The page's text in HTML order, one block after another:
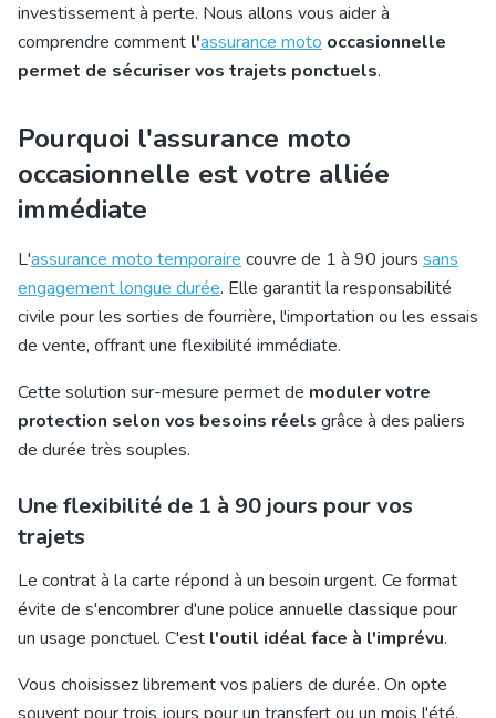
investissement à perte. Nous allons vous aider à
comprendre comment l'assurance moto occasionnelle
permet de sécuriser vos trajets ponctuels.
Pourquoi l'assurance moto
occasionnelle est votre alliée
immédiate
L'assurance moto temporaire couvre de 1 à 90 jours sans
engagement longue durée. Elle garantit la responsabilité
civile pour les sorties de fourrière, l'importation ou les essais
de vente, offrant une flexibilité immédiate.
Cette solution sur-mesure permet de moduler votre
protection selon vos besoins réels grâce à des paliers
de durée très souples.
Une flexibilité de 1 à 90 jours pour vos
trajets
Le contrat à la carte répond à un besoin urgent. Ce format
évite de s'encombrer d'une police annuelle classique pour
un usage ponctuel. C'est l'outil idéal face à l'imprévu.
Vous choisissez librement vos paliers de durée. On opte